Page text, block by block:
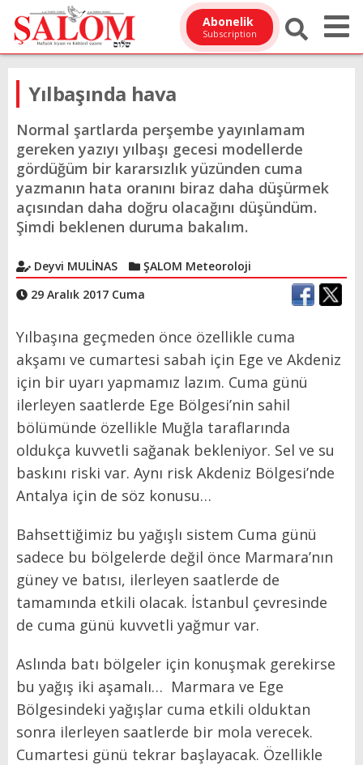
Abonelik
Subscription
Yılbaşında hava
Normal şartlarda perşembe yayınlamam
gereken yazıyı yılbaşı gecesi modellerde
gördüğüm bir kararsızlık yüzünden cuma
yazmanın hata oranını biraz daha düşürmek
açısından daha doğru olacağını düşündüm.
Şimdi beklenen duruma bakalım.
Deyvi MULİNAS
ŞALOM Meteoroloji
29 Aralık 2017 Cuma
Yılbaşına geçmeden önce özellikle cuma
akşamı ve cumartesi sabah için Ege ve Akdeniz
için bir uyarı yapmamız lazım. Cuma günü
ilerleyen saatlerde Ege Bölgesi’nin sahil
bölümünde özellikle Muğla taraflarında
oldukça kuvvetli sağanak bekleniyor. Sel ve su
baskını riski var. Aynı risk Akdeniz Bölgesi’nde
Antalya için de söz konusu…
Bahsettiğimiz bu yağışlı sistem Cuma günü
sadece bu bölgelerde değil önce Marmara’nın
güney ve batısı, ilerleyen saatlerde de
tamamında etkili olacak. İstanbul çevresinde
de cuma günü kuvvetli yağmur var.
Aslında batı bölgeler için konuşmak gerekirse
bu yağış iki aşamalı… Marmara ve Ege
Bölgesindeki yağışlar cuma etkili olduktan
sonra ilerleyen saatlerde bir mola verecek.
Cumartesi günü tekrar başlayacak. Özellikle